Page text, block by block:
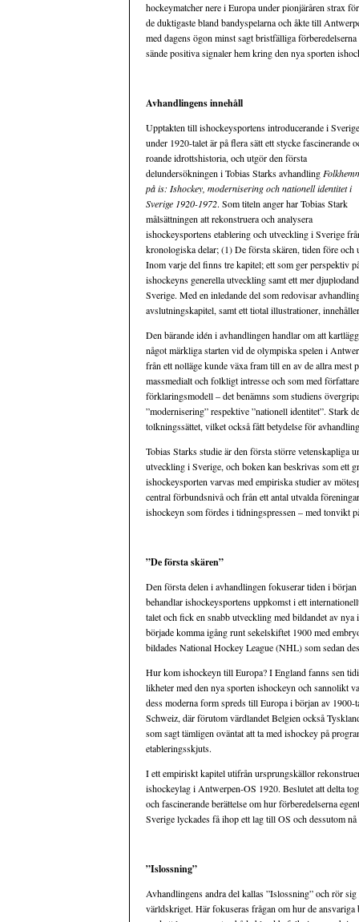
hockeymatcher nere i Europa under pionjäråren strax
de duktigaste bland bandyspelarna och åkte till
med dagens ögon minst sagt bristfälliga
sände positiva signaler hem kring den nya sporten
Avhandlingens innehåll
Upptakten till ishockeysportens introducerande i Sverige
under 1920-talet är på flera sätt ett stycke fascinerande
roande idrottshistoria, och utgör den första
delundersökningen i Tobias Starks avhandling
på is: Ishockey, modernisering och nationell identitet i
Sverige 1920-1972. Som titeln anger har Tobias Stark
målsättningen att rekonstruera och analysera
ishockeysportens etablering och utveckling i Sverige
kronologiska delar; (1) De första skären, tiden före
Inom varje del finns tre kapitel; ett som ger perspektiv
ishockeyns generella utveckling samt ett mer
Sverige. Med en inledande del som redovisar
avslutningskapitel, samt ett tiotal illustrationer,
Den bärande idén i avhandlingen handlar om att
något märkliga starten vid de olympiska spelen i
från ett nolläge kunde växa fram till en av de allra mest
massmedialt och folkligt intresse och som med
förklaringsmodell – det benämns som studiens
”modernisering” respektive ”nationell identitet”. Stark
tolkningssättet, vilket också fått betydelse för
Tobias Starks studie är den första större vetenskapliga
utveckling i Sverige, och boken kan beskrivas som ett
ishockeysporten varvas med empiriska studier av
central förbundsnivå och från ett antal utvalda
ishockeyn som fördes i tidningspressen – med tonvikt
”De första skären”
Den första delen i avhandlingen fokuserar tiden i
behandlar ishockeysportens uppkomst i ett
talet och fick en snabb utveckling med bildandet av
började komma igång runt sekelskiftet 1900 med
bildades National Hockey League (NHL) som sedan
Hur kom ishockeyn till Europa? I England fanns sen
likheter med den nya sporten ishockeyn och sannolikt
dess moderna form spreds till Europa i början av
Schweiz, där förutom värdlandet Belgien också
som sagt tämligen oväntat att ta med ishockey på
etableringsskjuts.
I ett empiriskt kapitel utifrån ursprungskällor
ishockeylag i Antwerpen-OS 1920. Beslutet att delta
och fascinerande berättelse om hur förberedelserna
Sverige lyckades få ihop ett lag till OS och dessutom
”Islossning”
Avhandlingens andra del kallas ”Islossning” och rör
världskriget. Här fokuseras frågan om hur de